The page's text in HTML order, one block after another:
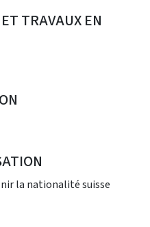
TRAVAUX EN
la nationalité suisse